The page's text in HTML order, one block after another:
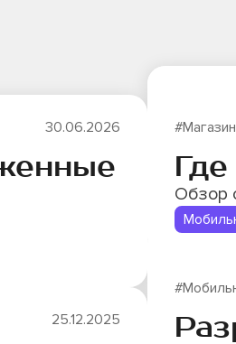
30.06.2026
25.12.2025
Обзор